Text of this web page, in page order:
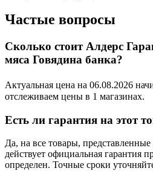
Частые вопросы
Сколько стоит Алдерс
мяса Говядина банка?
Актуальная цена на 06.08.2026
отслеживаем цены в 1 магазинах.
Есть ли гарантия на этот
Да, на все товары,
действует официальная гарантия
определен. Точные сроки